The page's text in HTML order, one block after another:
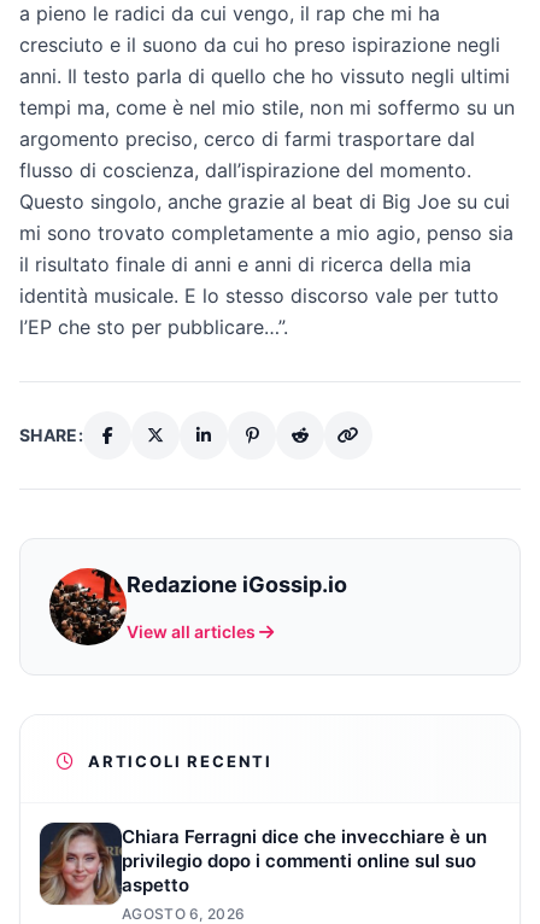
a pieno le radici da cui vengo, il rap che mi ha
cresciuto e il suono da cui ho preso ispirazione negli
anni. Il testo parla di quello che ho vissuto negli ultimi
tempi ma, come è nel mio stile, non mi soffermo su un
argomento preciso, cerco di farmi trasportare dal
flusso di coscienza, dall’ispirazione del momento.
Questo singolo, anche grazie al beat di Big Joe su cui
mi sono trovato completamente a mio agio, penso sia
il risultato finale di anni e anni di ricerca della mia
identità musicale. E lo stesso discorso vale per tutto
l’EP che sto per pubblicare…”.
SHARE:
Redazione iGossip.io
View all articles
ARTICOLI RECENTI
Chiara Ferragni dice che invecchiare è un
privilegio dopo i commenti online sul suo
aspetto
AGOSTO 6, 2026